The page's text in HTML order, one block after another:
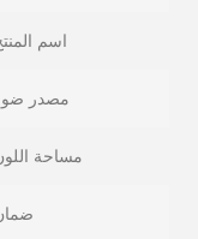
اسم
مصدر
مساحة